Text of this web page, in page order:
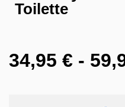
Toilette
34,95 € -